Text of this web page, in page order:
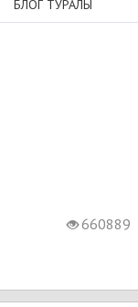
БЛОГ ТУРАЛЫ
660889